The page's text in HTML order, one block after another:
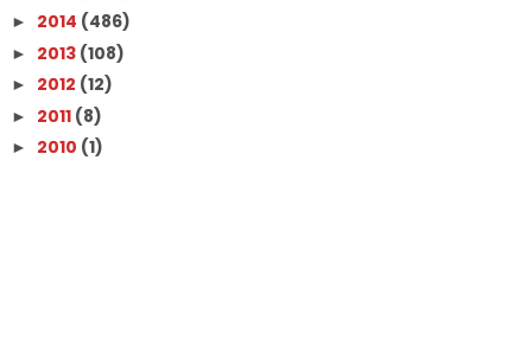
► 2014 (486)
► 2013 (108)
► 2012 (12)
► 2011 (8)
► 2010 (1)